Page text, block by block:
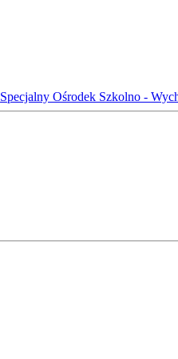
Specjalny Ośrodek Szkolno -